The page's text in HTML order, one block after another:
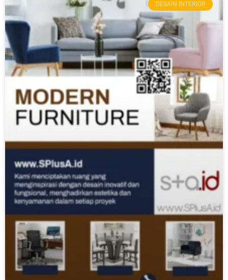
DESAIN INTERIOR